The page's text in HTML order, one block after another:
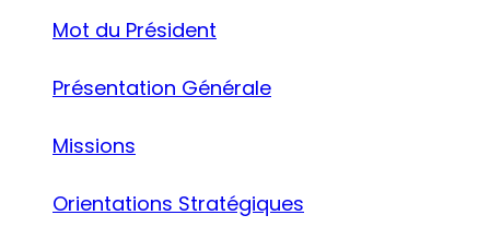
Mot du Président
Présentation Générale
Missions
Orientations Stratégiques